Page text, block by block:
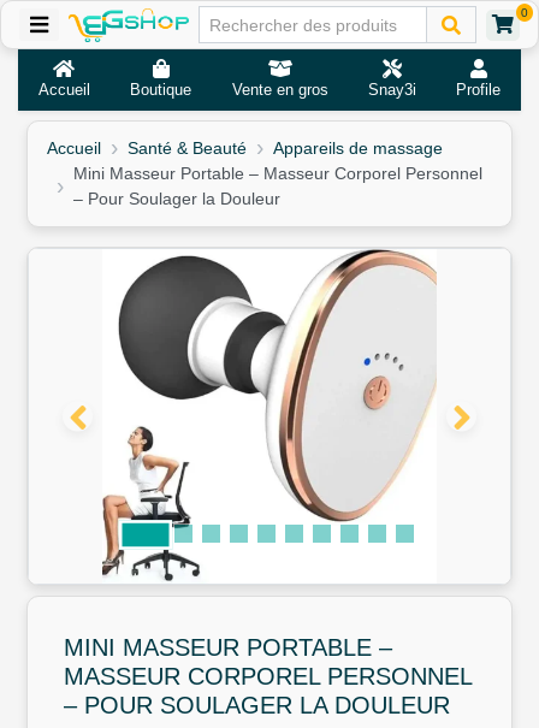
0
Accueil Boutique Vente en gros Snay3i Profile
Accueil Santé & Beauté
Appareils de massage
Mini Masseur Portable – Masseur Corporel Personnel
– Pour Soulager la Douleur
MINI MASSEUR PORTABLE –
MASSEUR CORPOREL PERSONNEL
– POUR SOULAGER LA DOULEUR